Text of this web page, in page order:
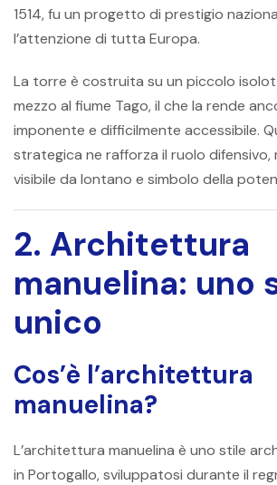
1514, fu un progetto di prestigio
l’attenzione di tutta Europa.
La torre è costruita su un piccolo
mezzo al fiume Tago, il che la rende
imponente e difficilmente accessibile.
strategica ne rafforza il ruolo difensivo,
visibile da lontano e simbolo della
2. Architettura
manuelina: uno
unico
Cos’è l’architettura
manuelina?
L’architettura manuelina è uno stile
in Portogallo, sviluppatosi durante il